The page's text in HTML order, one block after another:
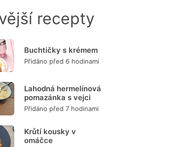
recepty
Buchtičky s krémem
Přidáno před 6 hodinami
Lahodná hermelínová
pomazánka s vejci
Přidáno před 7 hodinami
Krůtí kousky v
omáčce